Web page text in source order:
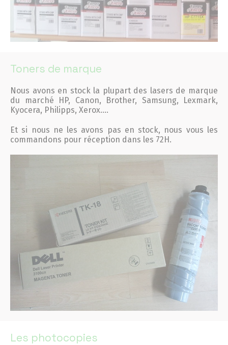
Toners de marque
Nous avons en stock la plupart des lasers de marque
du marché HP, Canon, Brother, Samsung, Lexmark,
Kyocera, Philipps, Xerox….
Et si nous ne les avons pas en stock, nous vous les
commandons pour réception dans les 72H.
Les photocopies